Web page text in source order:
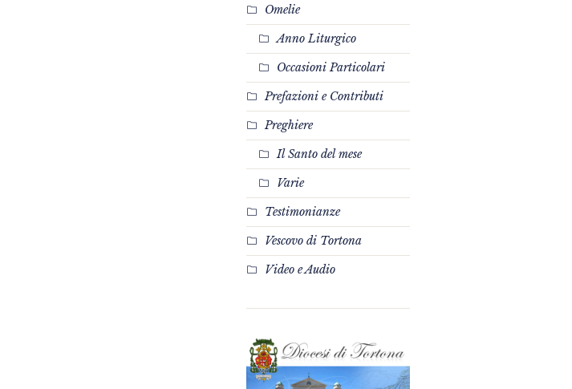
Omelie
Anno Liturgico
Occasioni Particolari
Prefazioni e Contributi
Preghiere
Il Santo del mese
Varie
Testimonianze
Vescovo di Tortona
Video e Audio